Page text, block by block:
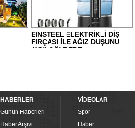
EINSTEEL ELEKTRİKLİ DİŞ
FIRÇASI İLE AĞIZ DUŞUNU
AYNI GÖVDEDE..
........
HABERLER
Günün Haberleri
Haber Arşivi
VİDEOLAR
Spor
Haber